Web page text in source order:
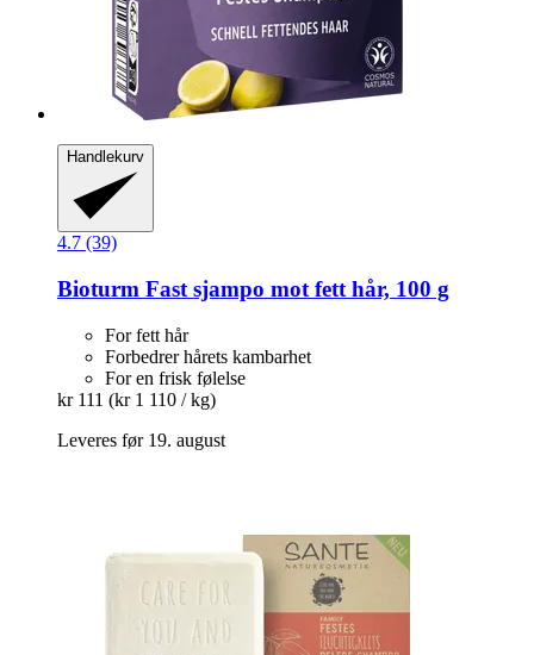
Handlekurv
4.7 (39)
Bioturm Fast sjampo mot fett hår, 100 g
For fett hår
Forbedrer hårets kambarhet
For en frisk følelse
kr 111 (kr 1 110 / kg)
Leveres før 19. august